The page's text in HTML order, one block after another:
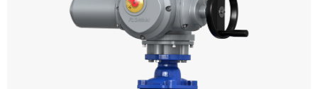
+7 (495) 215-24-81zakaz325@ks-rus.com
Email для связи
Одинцово, Внуковская 9, пав. 31